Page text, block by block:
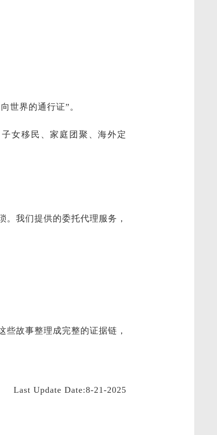
世界的通行证”。
女移民、家庭团聚、海外定
我们提供的委托代理服务，
故事整理成完整的证据链，
Last Update Date:8-21-2025